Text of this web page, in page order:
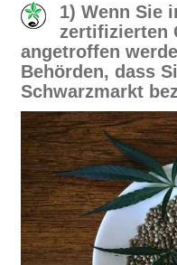
1) Wenn Sie
zertifizierten
angetroffen
Behörden, dass
Schwarzmarkt